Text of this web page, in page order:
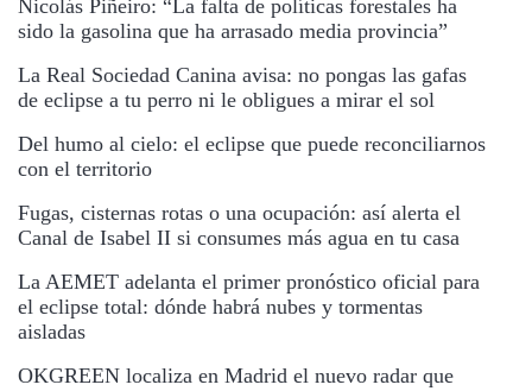
Nicolás Piñeiro: “La falta de políticas forestales ha
sido la gasolina que ha arrasado media provincia”
La Real Sociedad Canina avisa: no pongas las gafas
de eclipse a tu perro ni le obligues a mirar el sol
Del humo al cielo: el eclipse que puede reconciliarnos
con el territorio
Fugas, cisternas rotas o una ocupación: así alerta el
Canal de Isabel II si consumes más agua en tu casa
La AEMET adelanta el primer pronóstico oficial para
el eclipse total: dónde habrá nubes y tormentas
aisladas
OKGREEN localiza en Madrid el nuevo radar que